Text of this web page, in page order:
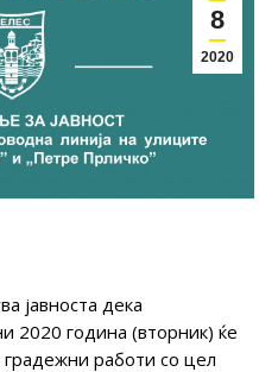
8
2020
јавноста дека
2020 година (вторник) ќе
работи со цел